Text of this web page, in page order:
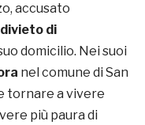
accusato
divieto di
domicilio. Nei suoi
nel comune di San
tornare a vivere
più paura di